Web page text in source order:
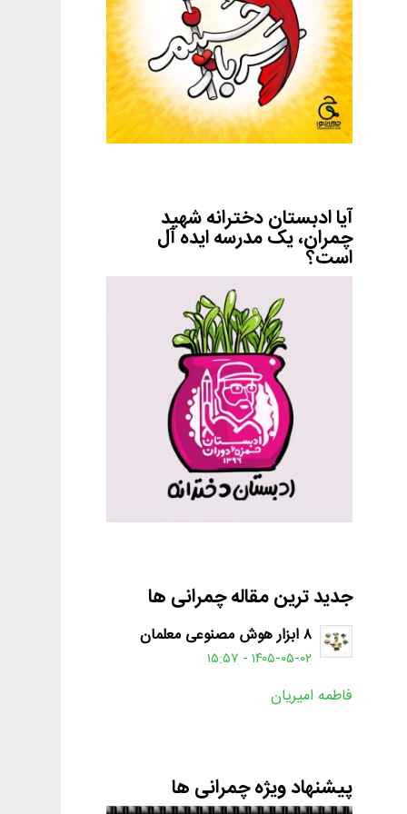
آیا ادبستان دخترانه شهید
چمران، یک مدرسه ایده آل
است؟
جدید ترین مقاله چمرانی ها
۸ ابزار هوش مصنوعی معلمان
۱۴۰۵-۰۵-۰۲ - ۱۵:۵۷
فاطمه امیریان
پیشنهاد ویژه چمرانی ها